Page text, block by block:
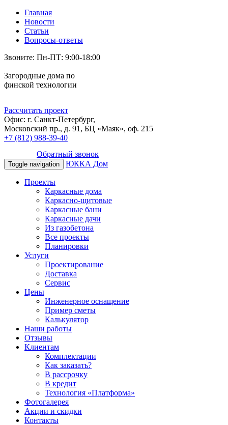
Главная
Новости
Статьи
Вопросы-ответы
Звоните: Пн-ПТ: 9:00-18:00
Загородные дома по
финской технологии
Рассчитать проект
Офис: г. Санкт-Петербург,
Московский пр., д. 91, БЦ «Маяк», оф. 215
+7 (812) 988-39-40
Обратный звонок
Toggle navigation ЮККА Дом
Проекты
Каркасные дома
Каркасно-щитовые
Каркасные бани
Каркасные дачи
Из газобетона
Все проекты
Планировки
Услуги
Проектирование
Доставка
Сервис
Цены
Инженерное оснащение
Пример сметы
Калькулятор
Наши работы
Отзывы
Клиентам
Комплектации
Как заказать?
В рассрочку
В кредит
Технология «Платформа»
Фотогалерея
Акции и скидки
Контакты